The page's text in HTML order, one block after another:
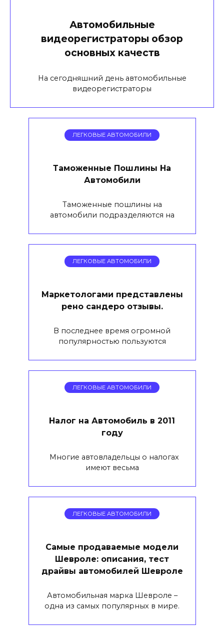
Автомобильные
видеорегистраторы обзор
основных качеств
На сегодняшний день автомобильные
видеорегистраторы
ЛЕГКОВЫЕ АВТОМОБИЛИ
Таможенные Пошлины На
Автомобили
Таможенные пошлины на
автомобили подразделяются на
ЛЕГКОВЫЕ АВТОМОБИЛИ
Маркетологами представлены
рено сандеро отзывы.
В последнее время огромной
популярностью пользуются
ЛЕГКОВЫЕ АВТОМОБИЛИ
Налог на Автомобиль в 2011
году
Многие автовладельцы о налогах
имеют весьма
ЛЕГКОВЫЕ АВТОМОБИЛИ
Самые продаваемые модели
Шевроле: описания, тест
драйвы автомобилей Шевроле
Автомобильная марка Шевроле –
одна из самых популярных в мире.